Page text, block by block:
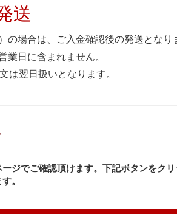
送
の場合は、ご入金確認後の発送となり
業日に含まれません。
は翌日扱いとなります。
ジでご確認頂けます。下記ボタンをク
。